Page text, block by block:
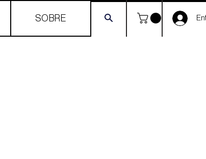
SOBRE